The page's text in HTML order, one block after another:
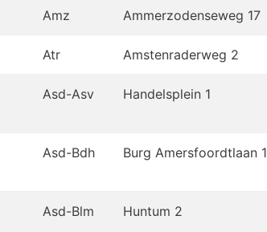
Amz Ammerzodenseweg 17
Atr Amstenraderweg 2
Asd-Asv Handelsplein 1
Asd-Bdh Burg Amersfoordtlaan 1
Asd-Blm Huntum 2